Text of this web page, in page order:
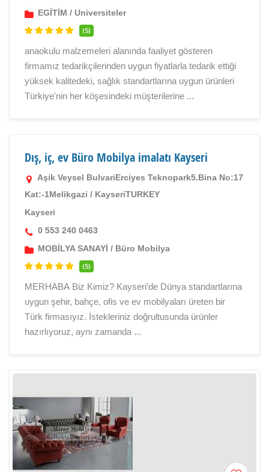
EGİTİM / Universiteler
(5)
anaokulu malzemeleri alanında faaliyet gösteren
firmamız tedarikçilerinden uygun fiyatlarla tedarik ettiği
yüksek kalitedeki, sağlık standartlarına uygun ürünleri
Türkiye'nin her köşesindeki müşterilerine ...
Dış, iç, ev Büro Mobilya imalatı Kayseri
Aşik Veysel BulvariErciyes Teknopark5.Bina No:17
Kat:-1Melikgazi / KayseriTURKEY
Kayseri
0 553 240 0463
MOBİLYA SANAYİ / Büro Mobilya
(5)
MERHABA Biz Kimiz? Kayseri’de Dünya standartlarına
uygun şehir, bahçe, ofis ve ev mobilyaları üreten bir
Türk firmasıyız. İstekleriniz doğrultusunda ürünler
hazırlıyoruz, aynı zamanda ...